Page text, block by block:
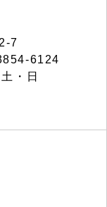
7
6124
・日